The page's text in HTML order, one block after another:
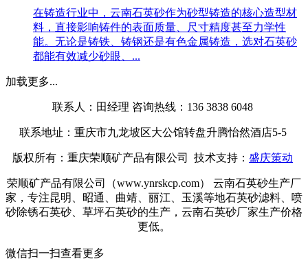
在铸造行业中，云南石英砂作为砂型铸造的核心造型材
料，直接影响铸件的表面质量、尺寸精度甚至力学性
能。无论是铸铁、铸钢还是有色金属铸造，选对石英砂
都能有效减少砂眼、...
加载更多...
联系人：田经理 咨询热线：136 3838 6048
联系地址：重庆市九龙坡区大公馆转盘升腾怡然酒店5-5
版权所有：重庆荣顺矿产品有限公司 技术支持： 盛庆策动
荣顺矿产品有限公司（www.ynrskcp.com） 云南石英砂生产厂
家，专注昆明、昭通、曲靖、丽江、玉溪等地石英砂滤料、喷
砂除锈石英砂、草坪石英砂的生产，云南石英砂厂家生产价格
更低。
微信扫一扫查看更多